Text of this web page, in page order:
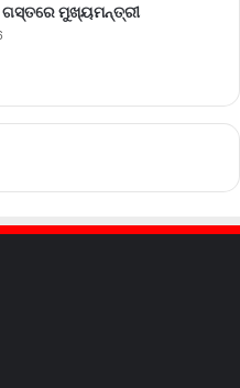
ମୁଖ୍ୟମନ୍ତ୍ରୀ